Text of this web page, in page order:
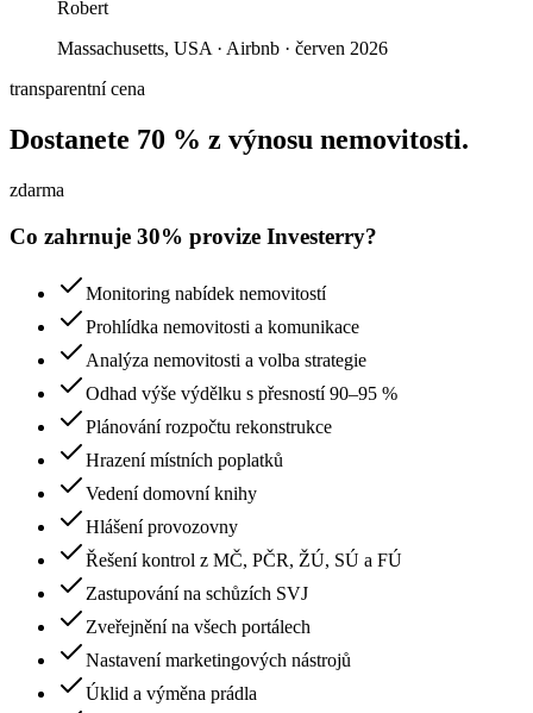
Robert
Massachusetts, USA · Airbnb · červen 2026
transparentní cena
Dostanete 70 % z výnosu nemovitosti.
zdarma
Co zahrnuje 30% provize Investerry?
Monitoring nabídek nemovitostí
Prohlídka nemovitosti a komunikace
Analýza nemovitosti a volba strategie
Odhad výše výdělku s přesností 90–95 %
Plánování rozpočtu rekonstrukce
Hrazení místních poplatků
Vedení domovní knihy
Hlášení provozovny
Řešení kontrol z MČ, PČR, ŽÚ, SÚ a FÚ
Zastupování na schůzích SVJ
Zveřejnění na všech portálech
Nastavení marketingových nástrojů
Úklid a výměna prádla